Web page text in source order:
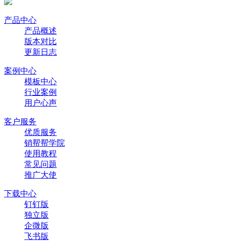
产品中心
产品概述
版本对比
更新日志
案例中心
模板中心
行业案例
用户心声
客户服务
优质服务
销帮帮学院
使用教程
常见问题
推广大使
下载中心
钉钉版
独立版
企微版
飞书版